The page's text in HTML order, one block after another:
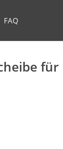
FAQ
für